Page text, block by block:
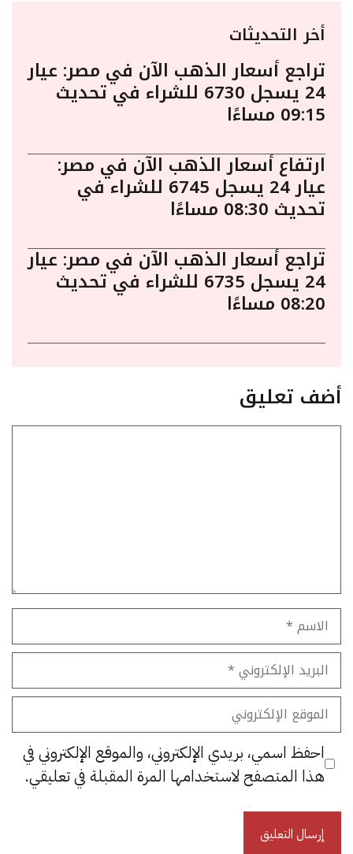
أخر التحديثات
تراجع أسعار الذهب الآن في مصر: عيار
24 يسجل 6730 للشراء في تحديث
09:15 مساءًا
ارتفاع أسعار الذهب الآن في مصر:
عيار 24 يسجل 6745 للشراء في
تحديث 08:30 مساءًا
تراجع أسعار الذهب الآن في مصر: عيار
24 يسجل 6735 للشراء في تحديث
08:20 مساءًا
أضف تعليق
الاسم
البريد
الإلكتروني
الموقع
الإلكتروني
احفظ اسمي، بريدي الإلكتروني، والموقع الإلكتروني في
هذا المتصفح لاستخدامها المرة المقبلة في تعليقي.